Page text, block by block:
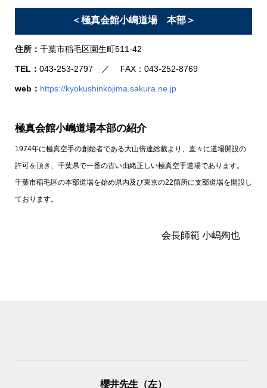
＜極真会館小嶋道場 本部＞
住所： 千葉市稲毛区園生町511-42
TEL： 043-253-2797 ／ FAX：043-252-8769
web： https://kyokushinkojima.sakura.ne.jp
極真会館小嶋道場本部の紹介
1974年に極真空手の創始者である大山倍達総裁より、直々に道場開設の
許可を頂き、 千葉県で一番の古い由緒正しい極真空手道場であります。
千葉市稲毛区の本部道場を始め県内及び東京の22箇所に支部道場を開設し
ております。
会長師範 小嶋殉也
櫻井先生（左）